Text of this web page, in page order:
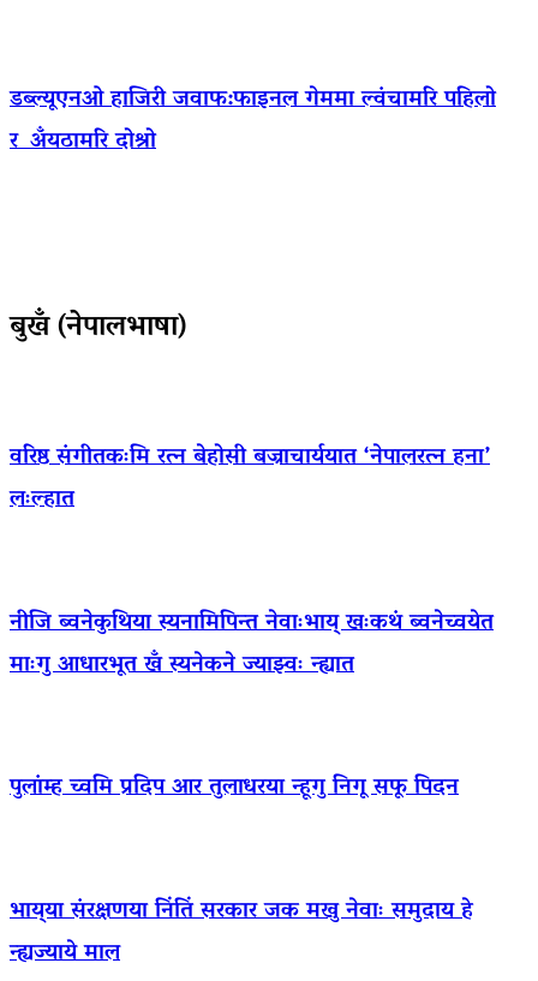
डब्ल्यूएनओ हाजिरी जवाफ:फाइनल गेममा ल्वंचामरि पहिलो
र अँयठामरि दोश्रो
बुखँ (नेपालभाषा)
वरिष्ठ संगीतकःमि रत्न बेहोसी बज्राचार्ययात ‘नेपालरत्न हना’
लःल्हात
नीजि ब्वनेकुथिया स्यनामिपिन्त नेवाःभाय् खःकथं ब्वनेच्वयेत
माःगु आधारभूत खँ स्यनेकने ज्याझ्वः न्ह्यात
पुलांम्ह च्वमि प्रदिप आर तुलाधरया न्हूगु निगू सफू पिदन
भाय्‌या संरक्षणया निंतिं सरकार जक मखु नेवाः समुदाय हे
न्ह्यज्याये माल